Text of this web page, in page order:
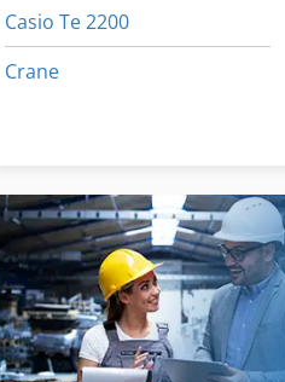
Casio Te 2200
Crane
Fz 0
Index B 60